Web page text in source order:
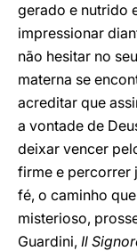
gerado e nutrido
impressionar
não hesitar no
materna se
acreditar que
a vontade de
deixar vencer
firme e percorrer
fé, o caminho
misterioso,
Guardini, Il